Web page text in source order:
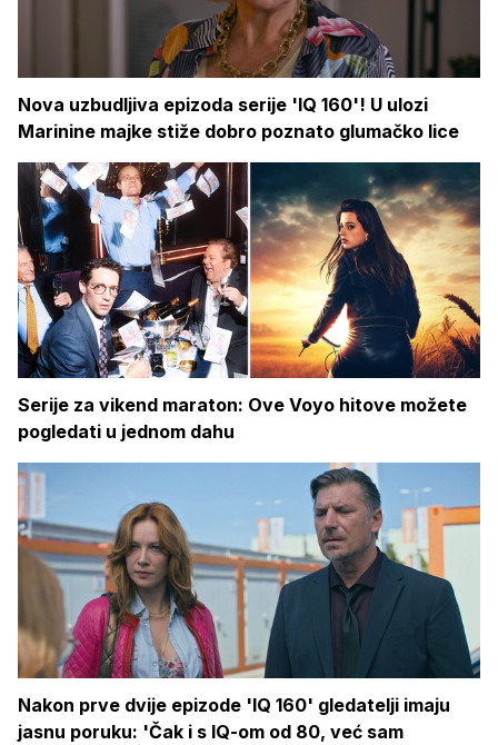
Nova uzbudljiva epizoda serije 'IQ 160'! U ulozi
Marinine majke stiže dobro poznato glumačko lice
Serije za vikend maraton: Ove Voyo hitove možete
pogledati u jednom dahu
Nakon prve dvije epizode 'IQ 160' gledatelji imaju
jasnu poruku: 'Čak i s IQ-om od 80, već sam